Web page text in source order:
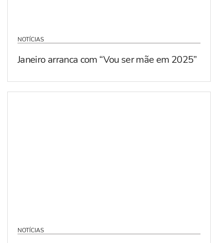
NOTÍCIAS
Janeiro arranca com “Vou ser mãe em 2025”
NOTÍCIAS